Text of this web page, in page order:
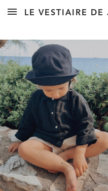
LE VESTIAIRE DE